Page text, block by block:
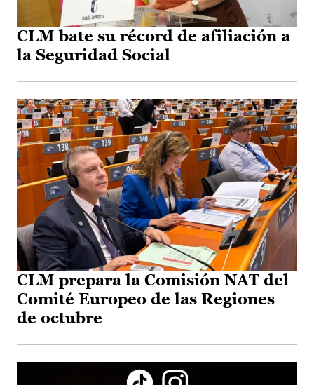
CLM bate su récord de afiliación a
la Seguridad Social
CLM prepara la Comisión NAT del
Comité Europeo de las Regiones
de octubre